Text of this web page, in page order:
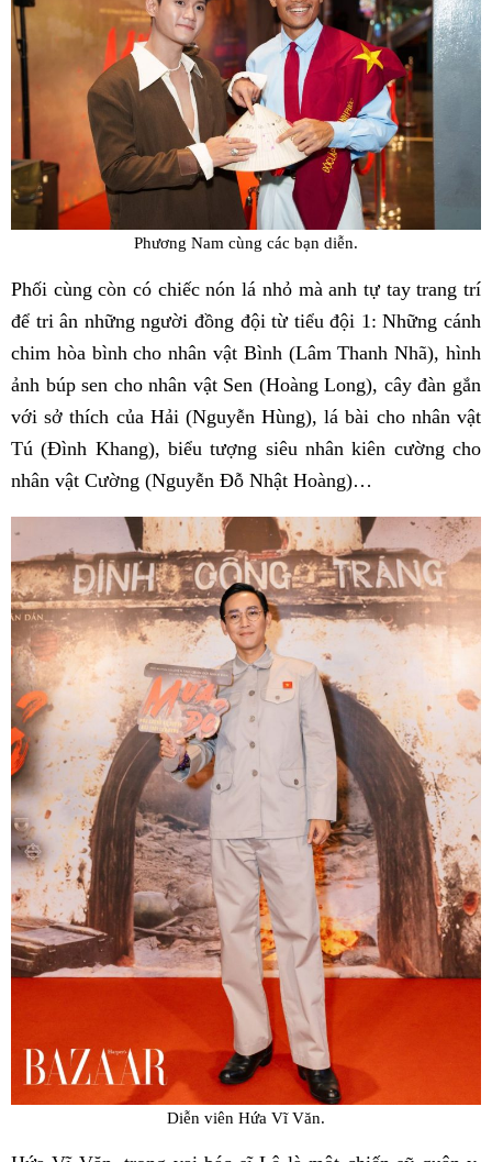
Phương Nam cùng các bạn diễn.
Phối cùng còn có chiếc nón lá nhỏ mà anh tự tay trang trí
để tri ân những người đồng đội từ tiểu đội 1: Những cánh
chim hòa bình cho nhân vật Bình (Lâm Thanh Nhã), hình
ảnh búp sen cho nhân vật Sen (Hoàng Long), cây đàn gắn
với sở thích của Hải (Nguyễn Hùng), lá bài cho nhân vật
Tú (Đình Khang), biểu tượng siêu nhân kiên cường cho
nhân vật Cường (Nguyễn Đỗ Nhật Hoàng)…
Diễn viên Hứa Vĩ Văn.